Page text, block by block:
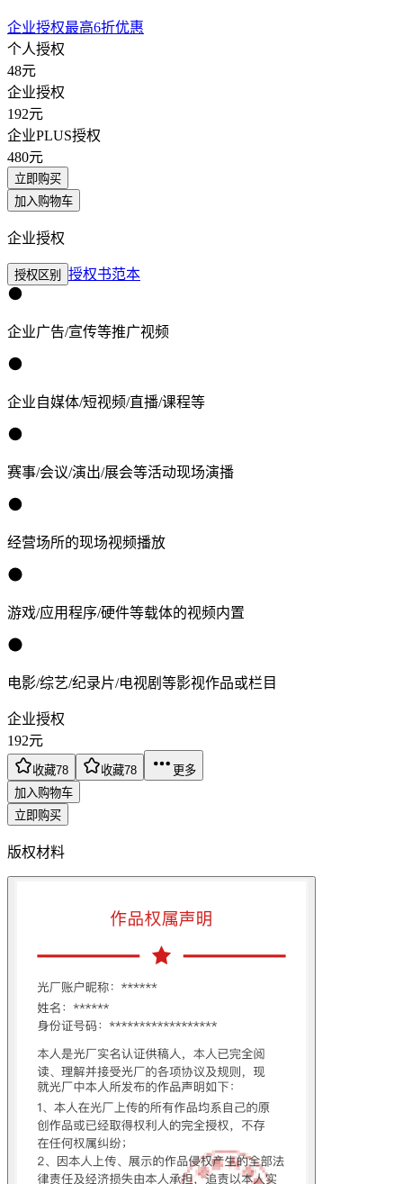
企业授权最高6折优惠
个人授权
48元
企业授权
192元
企业PLUS授权
480元
立即购买
加入购物车
企业授权
授权区别 授权书范本
企业广告/宣传等推广视频
企业自媒体/短视频/直播/课程等
赛事/会议/演出/展会等活动现场演播
经营场所的现场视频播放
游戏/应用程序/硬件等载体的视频内置
电影/综艺/纪录片/电视剧等影视作品或栏目
企业授权
192元
收藏78 收藏78
更多
加入购物车
立即购买
版权材料